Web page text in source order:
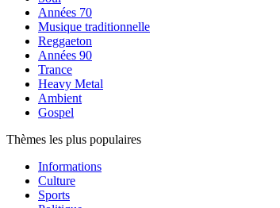
Années 70
Musique traditionnelle
Reggaeton
Années 90
Trance
Heavy Metal
Ambient
Gospel
Thèmes les plus populaires
Informations
Culture
Sports